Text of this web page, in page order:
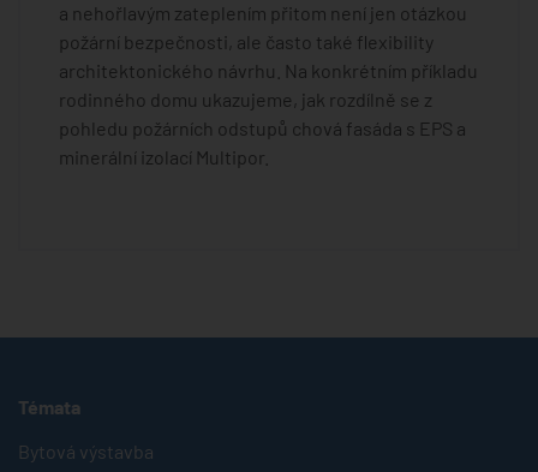
a nehořlavým zateplením přitom není jen otázkou
požární bezpečnosti, ale často také flexibility
architektonického návrhu. Na konkrétním příkladu
rodinného domu ukazujeme, jak rozdílně se z
pohledu požárních odstupů chová fasáda s EPS a
minerální izolací Multipor.
Témata
Bytová výstavba